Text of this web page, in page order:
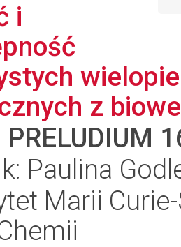
i
z
PRELUDIUM
Paulina
Marii